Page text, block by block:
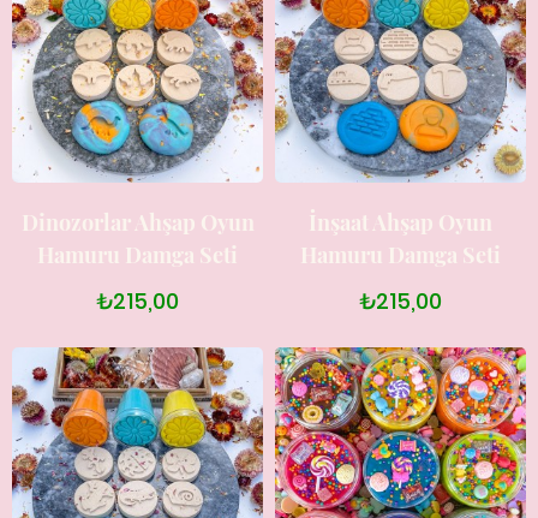
Dinozorlar Ahşap Oyun
Hamuru Damga Seti
₺215,00
İnşaat Ahşap Oyun
Hamuru Damga Seti
₺215,00